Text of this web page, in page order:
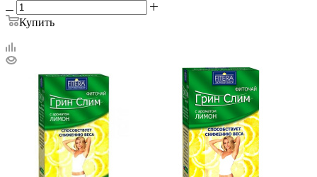
Купить